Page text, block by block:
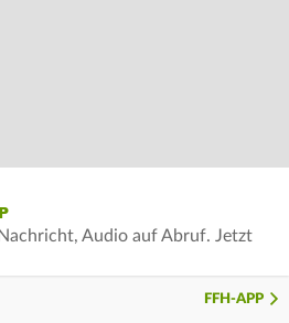
Audio auf Abruf. Jetzt
FFH-APP